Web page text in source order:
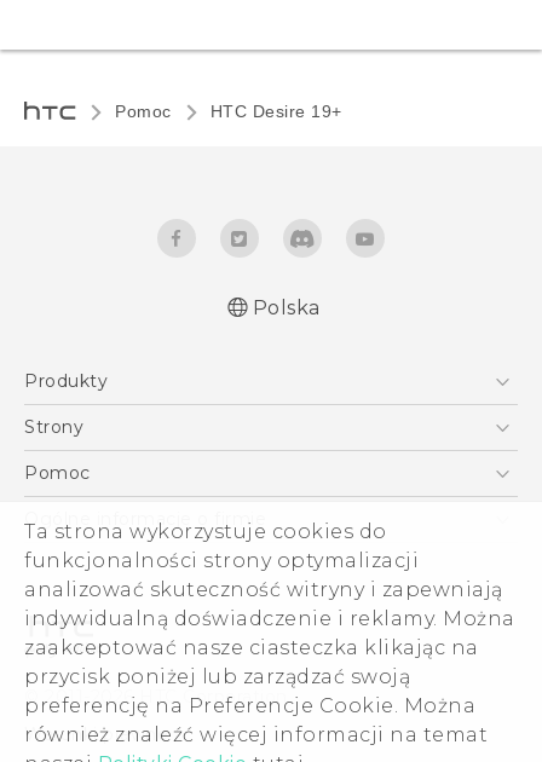
Ta strona wykorzystuje cookies do
funkcjonalności strony optymalizacji
analizować skuteczność witryny i zapewniają
indywidualną doświadczenie i reklamy. Można
zaakceptować nasze ciasteczka klikając na
przycisk poniżej lub zarządzać swoją
preferencję na Preferencje Cookie. Można
również znaleźć więcej informacji na temat
Pomoc ‎HTC Desire 19+‎‎
Polish - Skrócony przewodnik
Polska
Produkty
Smartfony
VIVE
Akcesoria
Strony
HTC Vive
Pomoc
Pomoc E-commerce
Ogólne informacje o firmie
ESG
Informacje o firmie
Dla inwestorów (angielski)
Cookie Preferences
Kariera
Security and Privacy Whitepaper
© 2011-2026 HTC Corporation
Warunki prawne